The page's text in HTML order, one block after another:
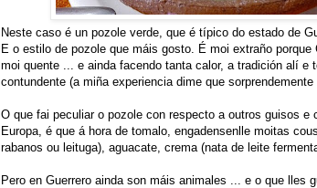
Neste caso é un pozole verde, que é típico do estado de
E o estilo de pozole que máis gosto. É moi extraño porque
moi quente ... e ainda facendo tanta calor, a tradición alí e
contundente (a miña experiencia dime que sorprendemente
O que fai peculiar o pozole con respecto a outros guisos e
Europa, é que á hora de tomalo, engadensenlle moitas
rabanos ou leituga), aguacate, crema (nata de leite
Pero en Guerrero ainda son máis animales ... e o que lles